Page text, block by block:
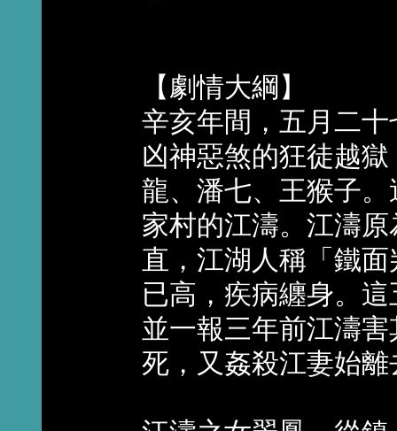
【劇情大綱】
辛亥年間，五月二
凶神惡煞的狂徒越
龍、潘七、王猴子
家村的江濤。江濤
直，江湖人稱「鐵
已高，疾病纏身。
並一報三年前江濤
死，又姦殺江妻始離